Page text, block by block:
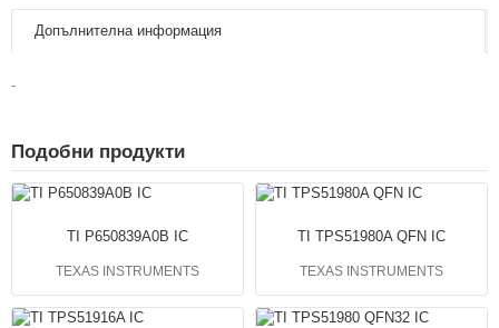
Допълнителна информация
-
Подобни продукти
TI P650839A0B IC
TEXAS INSTRUMENTS
TI TPS51980A QFN IC
TEXAS INSTRUMENTS